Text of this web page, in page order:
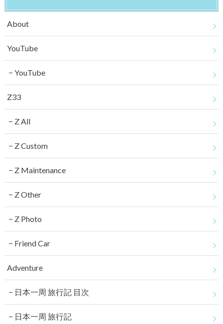
About
YouTube
YouTube
Z33
Z All
Z Custom
Z Maintenance
Z Other
Z Photo
Friend Car
Adventure
日本一周 旅行記 目次
日本一周 旅行記